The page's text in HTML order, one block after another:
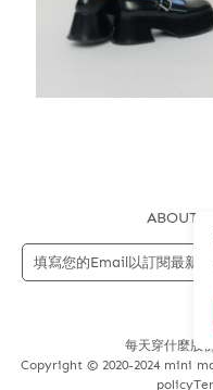
ABOUT US
每天穿什麼股
Copyright © 2020-2024 mini